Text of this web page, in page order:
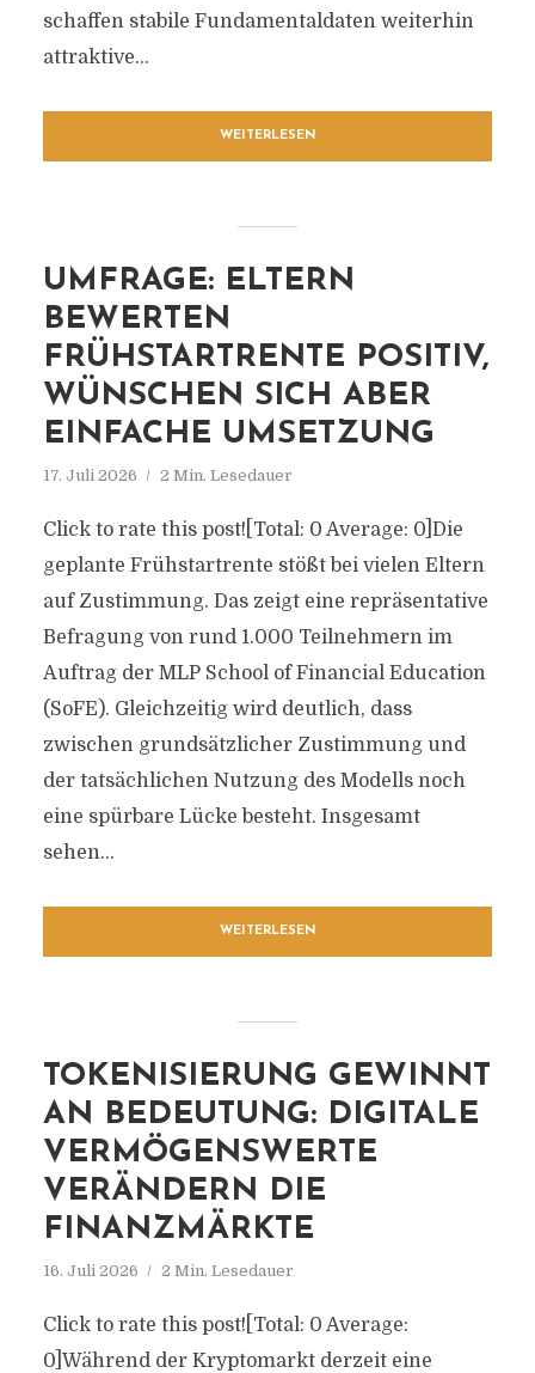
schaffen stabile Fundamentaldaten weiterhin
attraktive...
WEITERLESEN
UMFRAGE: ELTERN
BEWERTEN
FRÜHSTARTRENTE POSITIV,
WÜNSCHEN SICH ABER
EINFACHE UMSETZUNG
17. Juli 2026 2 Min. Lesedauer
Click to rate this post![Total: 0 Average: 0]Die
geplante Frühstartrente stößt bei vielen Eltern
auf Zustimmung. Das zeigt eine repräsentative
Befragung von rund 1.000 Teilnehmern im
Auftrag der MLP School of Financial Education
(SoFE). Gleichzeitig wird deutlich, dass
zwischen grundsätzlicher Zustimmung und
der tatsächlichen Nutzung des Modells noch
eine spürbare Lücke besteht. Insgesamt
sehen...
WEITERLESEN
TOKENISIERUNG GEWINNT
AN BEDEUTUNG: DIGITALE
VERMÖGENSWERTE
VERÄNDERN DIE
FINANZMÄRKTE
16. Juli 2026 2 Min. Lesedauer
Click to rate this post![Total: 0 Average:
0]Während der Kryptomarkt derzeit eine